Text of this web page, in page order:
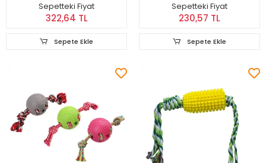
Sepetteki Fiyat
322,64 TL
Sepete Ekle
Sepetteki Fiyat
230,57 TL
Sepete Ekle